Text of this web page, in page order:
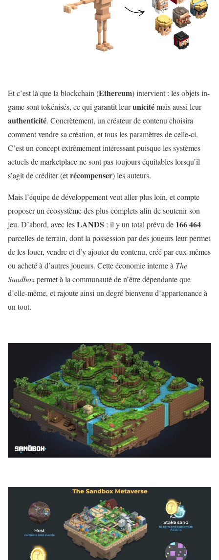
Et c’est là que la blockchain (Ethereum) intervient : les objets in-
game sont tokénisés, ce qui garantit leurunicitémais aussi leur
authenticité. Concrètement, un créateur de contenu choisira
comment vendre sa création, et tous les paramètres de celle-ci.
C’est un concept extrêmement intéressant puisque les systèmes
actuels de marketplace ne sont pas toujours équitables lorsqu’il
s’agit de créditer (etrécompenser) les auteurs.
Mais l’équipe de développement veut aller plus loin, et compte
proposer un écosystème des plus complets afin de soutenir son
jeu. D’abord, avec lesLANDS : il y un total prévu de 166 464
parcelles de terrain, dont la possession par des joueurs leur permet
de les louer, vendre et d’y ajouter du contenu, créé par eux-mêmes
ou acheté à d’autres joueurs. Cette économie interne à The
Sandboxpermet à la communauté de n’être dépendante que
d’elle-même, et rajoute ainsi un degré bienvenu d’appartenance à
un tout.